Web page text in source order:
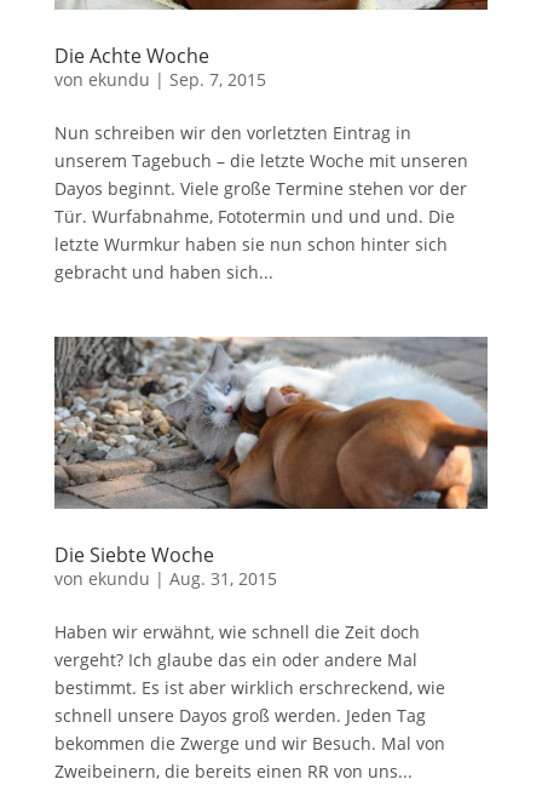
Die Achte Woche
von ekundu | Sep. 7, 2015
Nun schreiben wir den vorletzten Eintrag in
unserem Tagebuch – die letzte Woche mit unseren
Dayos beginnt. Viele große Termine stehen vor der
Tür. Wurfabnahme, Fototermin und und und. Die
letzte Wurmkur haben sie nun schon hinter sich
gebracht und haben sich...
Die Siebte Woche
von ekundu | Aug. 31, 2015
Haben wir erwähnt, wie schnell die Zeit doch
vergeht? Ich glaube das ein oder andere Mal
bestimmt. Es ist aber wirklich erschreckend, wie
schnell unsere Dayos groß werden. Jeden Tag
bekommen die Zwerge und wir Besuch. Mal von
Zweibeinern, die bereits einen RR von uns...